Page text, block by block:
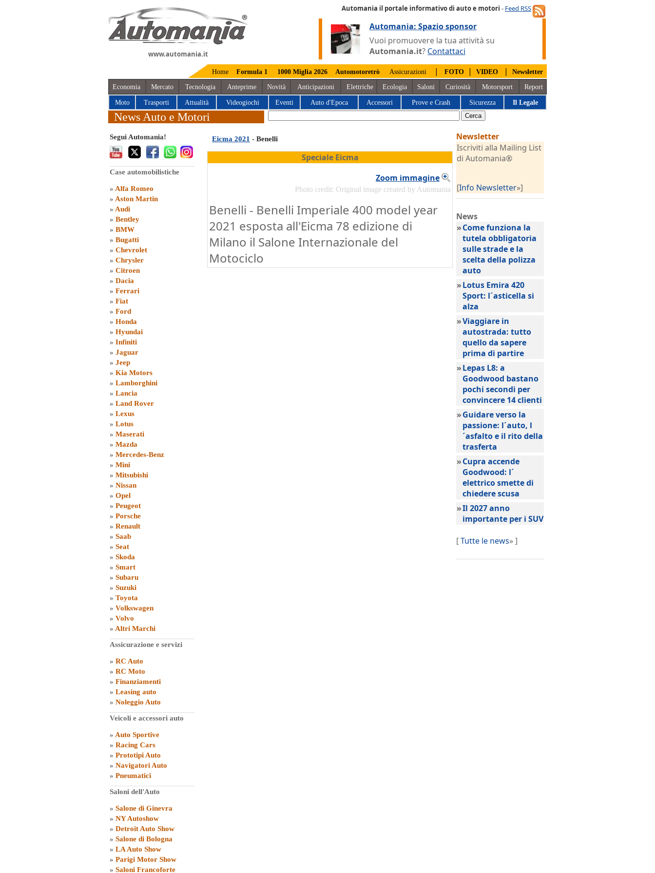
www.automania.it
Automania il portale informativo di auto e motori - Feed RSS
Automania: Spazio sponsor
Vuoi promuovere la tua attività su
Automania.it? Contattaci
Home Formula 1 1000 Miglia 2026 Automotoretrò Assicurazioni | FOTO | VIDEO | Newsletter
Economia Mercato Tecnologia Anteprime Novità Anticipazioni Elettriche Ecologia Saloni Curiosità Motorsport Report
Moto Trasporti Attualità Videogiochi Eventi Auto d'Epoca Accessori Prove e Crash Sicurezza Il Legale
News Auto e Motori
Segui Automania!
Case automobilistiche
» Alfa Romeo
» Aston Martin
» Audi
» Bentley
» BMW
» Bugatti
» Chevrolet
» Chrysler
» Citroen
» Dacia
» Ferrari
» Fiat
» Ford
» Honda
» Hyundai
» Infiniti
» Jaguar
» Jeep
» Kia Motors
» Lamborghini
» Lancia
» Land Rover
» Lexus
» Lotus
» Maserati
» Mazda
» Mercedes-Benz
» Mini
» Mitsubishi
» Nissan
» Opel
» Peugeot
» Porsche
» Renault
» Saab
» Seat
» Skoda
» Smart
» Subaru
» Suzuki
» Toyota
» Volkswagen
» Volvo
» Altri Marchi
Assicurazione e servizi
» RC Auto
» RC Moto
» Finanziamenti
» Leasing auto
» Noleggio Auto
Veicoli e accessori auto
» Auto Sportive
» Racing Cars
» Prototipi Auto
» Navigatori Auto
» Pneumatici
Saloni dell'Auto
» Salone di Ginevra
» NY Autoshow
» Detroit Auto Show
» Salone di Bologna
» LA Auto Show
» Parigi Motor Show
» Saloni Francoforte
Eicma 2021 - Benelli
Speciale Eicma
Zoom immagine
Photo credit: Original image created by Automania
Benelli - Benelli Imperiale 400 model year
2021 esposta all'Eicma 78 edizione di
Milano il Salone Internazionale del
Motociclo
Newsletter
Iscriviti alla Mailing List
di Automania®
[Info Newsletter»]
News
»Come funziona la
tutela obbligatoria
sulle strade e la
scelta della polizza
auto
»Lotus Emira 420
Sport: l´asticella si
alza
»Viaggiare in
autostrada: tutto
quello da sapere
prima di partire
»Lepas L8: a
Goodwood bastano
pochi secondi per
convincere 14 clienti
»Guidare verso la
passione: l´auto, l
´asfalto e il rito della
trasferta
»Cupra accende
Goodwood: l´
elettrico smette di
chiedere scusa
»Il 2027 anno
importante per i SUV
[Tutte le news» ]